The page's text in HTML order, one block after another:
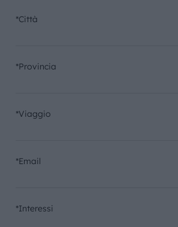
*Città
*Provincia
*Viaggio
*Email
*Interessi